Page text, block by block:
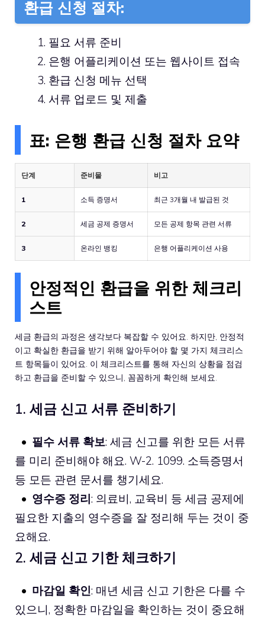
환급 신청 절차:
필요 서류 준비
은행 어플리케이션 또는 웹사이트 접속
환급 신청 메뉴 선택
서류 업로드 및 제출
표: 은행 환급 신청 절차 요약
단계 준비물 비고
1 소득 증명서 최근 3개월 내 발급된 것
2 세금 공제 증명서 모든 공제 항목 관련 서류
3 온라인 뱅킹 은행 어플리케이션 사용
안정적인 환급을 위한 체크리
스트
세금 환급의 과정은 생각보다 복잡할 수 있어요. 하지만, 안정적
이고 확실한 환급을 받기 위해 알아두어야 할 몇 가지 체크리스
트 항목들이 있어요. 이 체크리스트를 통해 자신의 상황을 점검
하고 환급을 준비할 수 있으니, 꼼꼼하게 확인해 보세요.
1. 세금 신고 서류 준비하기
필수 서류 확보: 세금 신고를 위한 모든 서류
를 미리 준비해야 해요. W-2. 1099. 소득증명서
등 모든 관련 문서를 챙기세요.
영수증 정리: 의료비, 교육비 등 세금 공제에
필요한 지출의 영수증을 잘 정리해 두는 것이 중
요해요.
2. 세금 신고 기한 체크하기
마감일 확인: 매년 세금 신고 기한은 다를 수
있으니, 정확한 마감일을 확인하는 것이 중요해